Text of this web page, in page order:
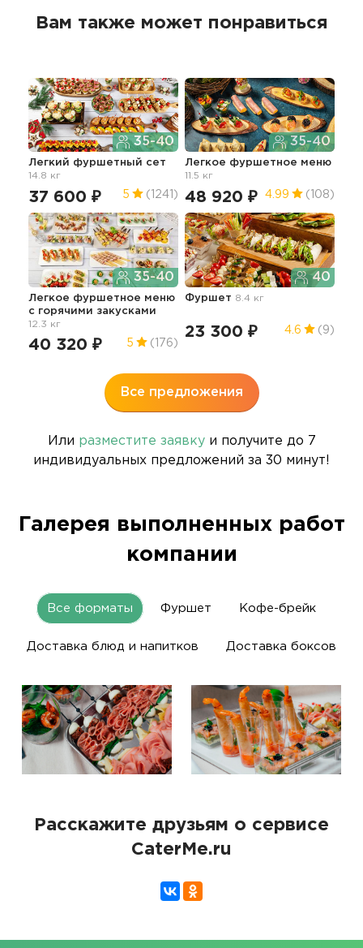
Вам также может понравиться
35-40
Легкий фуршетный сет
14.8 кг
37 600 ₽ 5 (1241)
35-40
Легкое фуршетное меню
11.5 кг
48 920 ₽ 4.99 (108)
35-40
Легкое фуршетное меню
c горячими закусками
12.3 кг
40 320 ₽ 5 (176)
40
Фуршет 8.4 кг
23 300 ₽ 4.6 (9)
Все предложения
Или разместите заявкуи получите до 7
индивидуальных предложений за 30 минут!
Галерея выполненных работ
компании
Все форматы Фуршет Кофе-брейк
Доставка блюд и напитков Доставка боксов
Расскажите друзьям о сервисе
CaterMe.ru